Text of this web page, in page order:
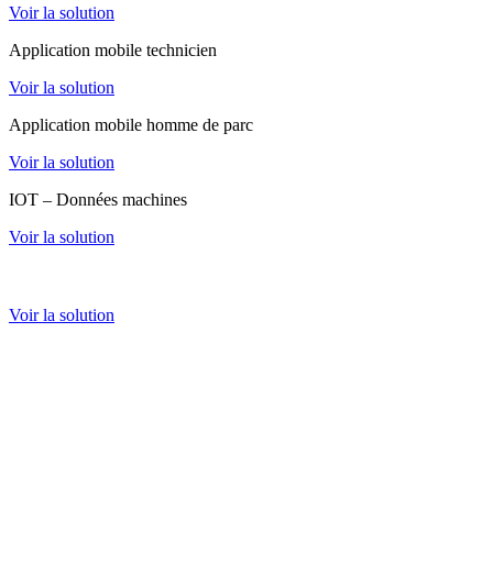
Voir la solution
Application mobile technicien
Voir la solution
Application mobile homme de parc
Voir la solution
IOT – Données machines
Voir la solution
Voir la solution